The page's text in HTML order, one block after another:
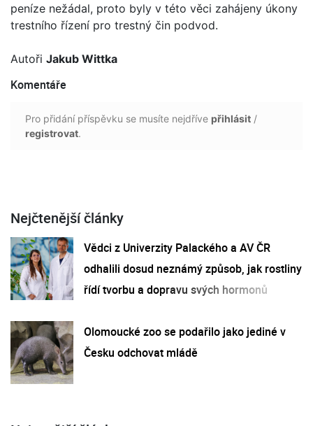
peníze nežádal, proto byly v této věci zahájeny úkony
trestního řízení pro trestný čin podvod.
Autoři Jakub Wittka
Komentáře
Pro přidání příspěvku se musíte nejdříve přihlásit /
registrovat.
Nejčtenější články
Vědci z Univerzity Palackého a AV ČR
odhalili dosud neznámý způsob, jak rostliny
řídí tvorbu a dopravu svých hormonů
Olomoucké zoo se podařilo jako jediné v
Česku odchovat mládě